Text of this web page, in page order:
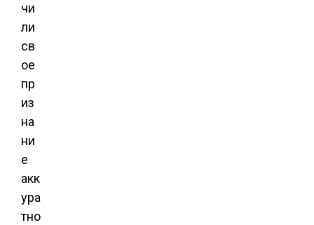
чи
ли
св
ое
пр
из
на
ни
е
акк
ура
тно